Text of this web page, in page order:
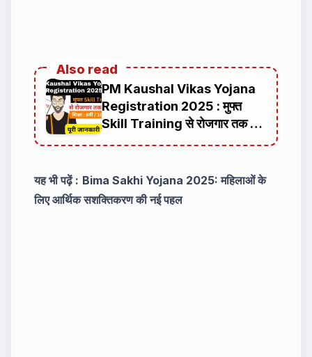
Also read
PM Kaushal Vikas Yojana
Registration 2025 : मुफ्त
Skill Training से रोजगार तक का
यह भी पढ़ें : Bima Sakhi Yojana 2025: महिलाओं के
लिए आर्थिक सशक्तिकरण की नई पहल